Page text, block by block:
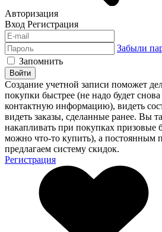
Авторизация
Вход Регистрация
Забыли
Запомнить
Войти
Создание учетной записи поможет
покупки быстрее (не надо будет
контактную информацию), видеть
видеть заказы, сделанные ранее. Вы
накапливать при покупках призовые
можно что-то купить), а постоянным
предлагаем систему скидок.
Регистрация